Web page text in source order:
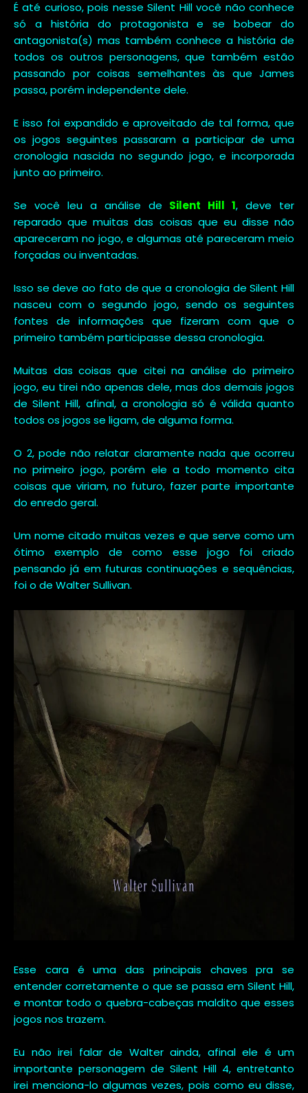
É até curioso, pois nesse Silent Hill você não conhece
só a história do protagonista e se bobear do
antagonista(s) mas também conhece a história de
todos os outros personagens, que também estão
passando por coisas semelhantes às que James
passa, porém independente dele.
E isso foi expandido e aproveitado de tal forma, que
os jogos seguintes passaram a participar de uma
cronologia nascida no segundo jogo, e incorporada
junto ao primeiro.
Se você leu a análise de Silent Hill 1, deve ter
reparado que muitas das coisas que eu disse não
apareceram no jogo, e algumas até pareceram meio
forçadas ou inventadas.
Isso se deve ao fato de que a cronologia de Silent Hill
nasceu com o segundo jogo, sendo os seguintes
fontes de informações que fizeram com que o
primeiro também participasse dessa cronologia.
Muitas das coisas que citei na análise do primeiro
jogo, eu tirei não apenas dele, mas dos demais jogos
de Silent Hill, afinal, a cronologia só é válida quanto
todos os jogos se ligam, de alguma forma.
O 2, pode não relatar claramente nada que ocorreu
no primeiro jogo, porém ele a todo momento cita
coisas que viriam, no futuro, fazer parte importante
do enredo geral.
Um nome citado muitas vezes e que serve como um
ótimo exemplo de como esse jogo foi criado
pensando já em futuras continuações e sequências,
foi o de Walter Sullivan.
Esse cara é uma das principais chaves pra se
entender corretamente o que se passa em Silent Hill,
e montar todo o quebra-cabeças maldito que esses
jogos nos trazem.
Eu não irei falar de Walter ainda, afinal ele é um
importante personagem de Silent Hill 4, entretanto
irei menciona-lo algumas vezes, pois como eu disse,